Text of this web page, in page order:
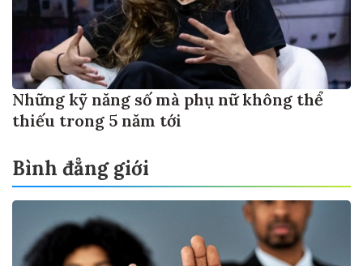
Những kỹ năng số mà phụ nữ không thể
thiếu trong 5 năm tới
Bình đẳng giới